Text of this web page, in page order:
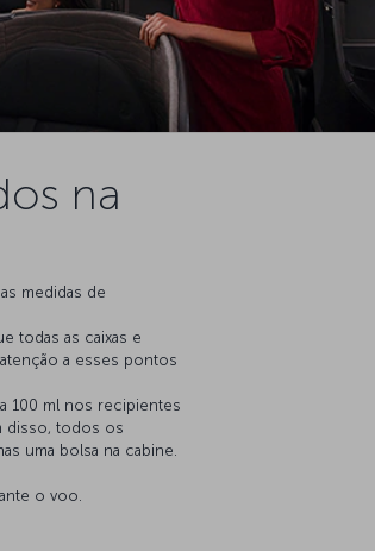
na
medidas de
todas as caixas e
a esses pontos
100 ml nos recipientes
disso, todos os
uma bolsa na cabine.
o voo.